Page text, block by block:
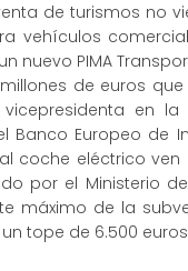
de turismos no
vehículos
nuevo PIMA
de euros
en
Banco Europeo de
coche eléctrico
por el Ministerio
máximo de la
un tope de 6.500